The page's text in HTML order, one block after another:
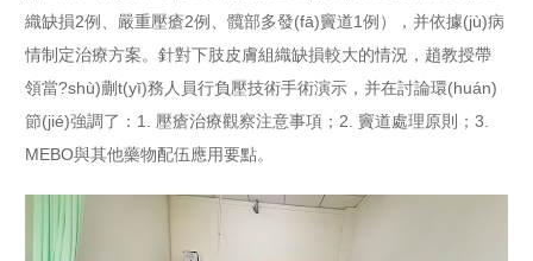
織缺損2例、嚴重壓瘡2例、髖部多發(fā)竇道1例），并依據(jù)病
情制定治療方案。針對下肢皮膚組織缺損較大的情況，趙教授帶
領當?shù)蒯t(yī)務人員行負壓技術手術演示，并在討論環(huán)
節(jié)強調了：1. 壓瘡治療觀察注意事項；2. 竇道處理原則；3.
MEBO與其他藥物配伍應用要點。